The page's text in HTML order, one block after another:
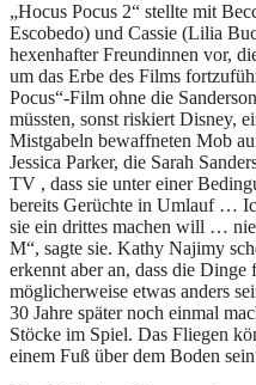
„Hocus Pocus 2“ stellte mit
Escobedo) und Cassie (Lilia
hexenhafter Freundinnen vor,
um das Erbe des Films
Pocus“-Film ohne die
müssten, sonst riskiert Disney,
Mistgabeln bewaffneten Mob
Jessica Parker, die Sarah
TV , dass sie unter einer
bereits Gerüchte in Umlauf …
sie ein drittes machen will …
M“, sagte sie. Kathy Najimy
erkennt aber an, dass die
möglicherweise etwas anders
30 Jahre später noch einmal
Stöcke im Spiel. Das Fliegen
einem Fuß über dem Boden